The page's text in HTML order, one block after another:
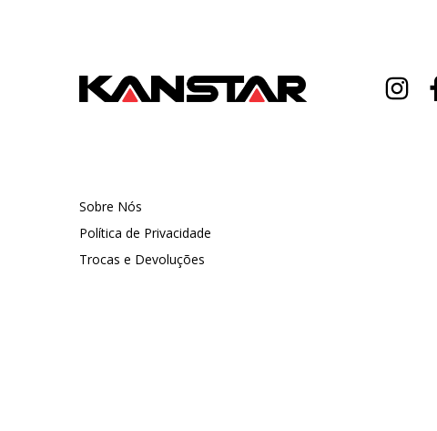
Sobre Nós
Política de Privacidade
Trocas e Devoluções